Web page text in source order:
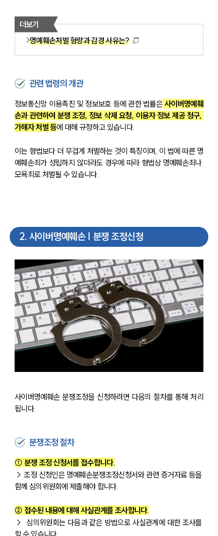
더보기
명예훼손처벌 형량과 감경 사유는?
관련 법령의 개관
정보통신망 이용촉진 및 정보보호 등에 관한 법률은 사이버명예훼
손과 관련하여 분쟁 조정, 정보 삭제 요청, 이용자 정보 제공 청구,
가해자 처벌 등에 대해 규정하고 있습니다.
이는 형법보다 더 무겁게 처벌하는 것이 특징이며, 이 법에 따른 명
예훼손죄가 성립하지 않더라도 경우에 따라 형법상 명예훼손죄나
모욕죄로 처벌될 수 있습니다.
2. 사이버명예훼손 | 분쟁 조정신청
사이버명예훼손 분쟁조정을 신청하려면 다음의 절차를 통해 처리
됩니다.
분쟁조정 절차
① 분쟁 조정 신청서를 접수합니다.
→ 조정 신청인은 명예훼손분쟁조정신청서와 관련 증거자료 등을
함께 심의위원회에 제출해야 합니다.
② 접수된 내용에 대해 사실관계를 조사합니다.
→  심의위원회는 다음과 같은 방법으로 사실관계에 대한 조사를